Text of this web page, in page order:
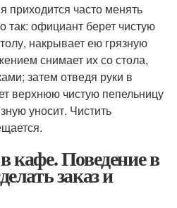
приходится часто менять
так: официант берет чистую
накрывает ею грязную
снимает их со стола,
затем отведя руки в
верхнюю чистую пепельницу
уносит. Чистить
кафе. Поведение в
заказ и